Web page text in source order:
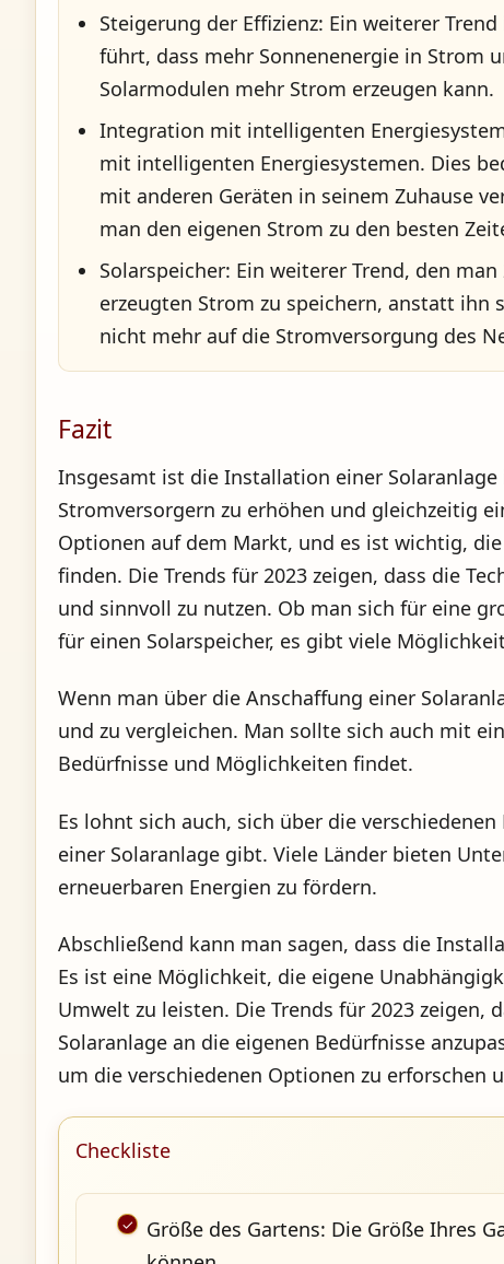
Steigerung der Effizienz: Ein weiterer
führt, dass mehr Sonnenenergie in Strom
Solarmodulen mehr Strom erzeugen kann.
Integration mit intelligenten
mit intelligenten Energiesystemen. Dies
mit anderen Geräten in seinem Zuhause
man den eigenen Strom zu den besten
Solarspeicher: Ein weiterer Trend, den
erzeugten Strom zu speichern, anstatt ihn
nicht mehr auf die Stromversorgung des
Fazit
Insgesamt ist die Installation einer
Stromversorgern zu erhöhen und gleichzeitig
Optionen auf dem Markt, und es ist wichtig,
finden. Die Trends für 2023 zeigen, dass die
und sinnvoll zu nutzen. Ob man sich für eine
für einen Solarspeicher, es gibt viele
Wenn man über die Anschaffung einer
und zu vergleichen. Man sollte sich auch mit
Bedürfnisse und Möglichkeiten findet.
Es lohnt sich auch, sich über die
einer Solaranlage gibt. Viele Länder bieten
erneuerbaren Energien zu fördern.
Abschließend kann man sagen, dass die
Es ist eine Möglichkeit, die eigene
Umwelt zu leisten. Die Trends für 2023
Solaranlage an die eigenen Bedürfnisse
um die verschiedenen Optionen zu erforschen
Checkliste
Größe des Gartens: Die Größe Ihres